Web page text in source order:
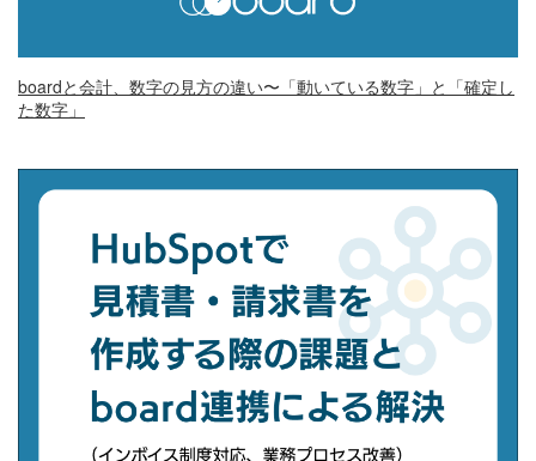
boardと会計、数字の見方の違い〜「動いている数字」と「確定し
た数字」